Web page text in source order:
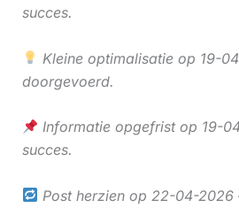
succes.
Kleine optimalisatie op 19-
doorgevoerd.
Informatie opgefrist op 19-
succes.
Post herzien op 22-04-2026